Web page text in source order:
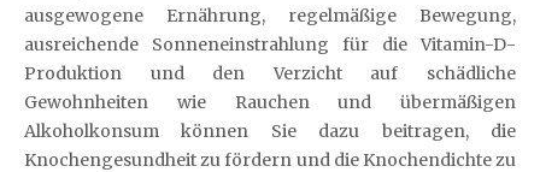
ausgewogene Ernährung, regelmäßige Bewegung,
ausreichende Sonneneinstrahlung für die Vitamin-D-
Produktion und den Verzicht auf schädliche
Gewohnheiten wie Rauchen und übermäßigen
Alkoholkonsum können Sie dazu beitragen, die
Knochengesundheit zu fördern und die Knochendichte zu